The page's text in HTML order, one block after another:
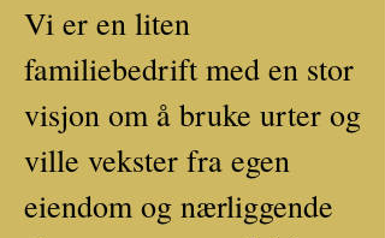
Vi er en liten
familiebedrift med en stor
visjon om å bruke urter og
ville vekster fra egen
eiendom og nærliggende